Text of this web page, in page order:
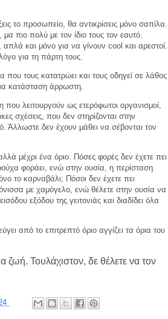
το προσωπείο, θα αντικρίσεις μόνο σαπίλα.
πιο πολύ με τον ίδιο τους τον εαυτό.
απλά και μόνο για να γίνουν cool και αρεστοί.
για τη πάρτη τους.
που τους κατατρώει και τους οδηγεί σε λάθος
κατάσταση άρρωστη.
λειτουργούν ως ετερόφωτοι οργανισμοί,
σχέσεις, που δεν στηρίζονται στην
Άλλωστε δεν έχουν μάθει να σέβονται τον
μέχρι ένα όριο. Πόσες φορές δεν έχετε πει
φοράει, ενώ στην ουσία, η περίσταση
το καρναβάλι; Πόσοι δεν έχετε πει
με χαμόγελο, ενώ θέλετε στην ουσία να
εξόδου της γειτονιάς και διαδίδει όλα
από το επιτρεπτό όριο αγγίζει τα όρια του
ζωή. Τουλάχιστον, δε θέλετε να τον